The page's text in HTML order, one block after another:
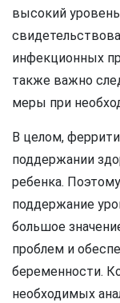
высокий
инфекционных
также важно
меры при
В целом,
поддержании
ребенка.
поддержание
большое
проблем и
беременности.
необходимых